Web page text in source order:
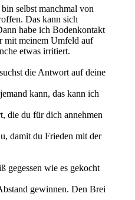
selbst manchmal von
Das kann sich
habe ich Bodenkontakt
mit meinem Umfeld auf
etwas irritiert.
die Antwort auf deine
kann, das kann ich
die du für dich annehmen
damit du Frieden mit der
gegessen wie es gekocht
gewinnen. Den Brei